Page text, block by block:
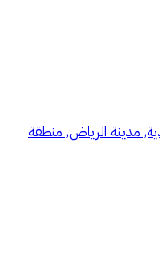
مدينة الرياض, منطقة